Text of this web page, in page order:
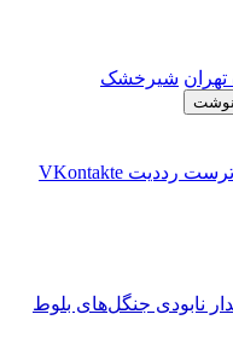
تهران شیرخشک
‫رددیت ‫VKontakte